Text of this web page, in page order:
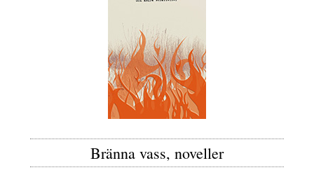
Bränna vass, noveller